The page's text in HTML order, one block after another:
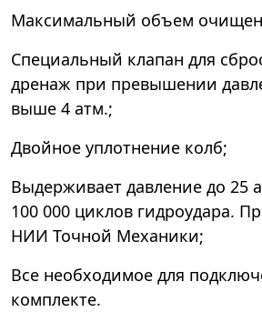
Максимальный объем
Специальный клапан для
дренаж при превышении
выше 4 атм.;
Двойное уплотнение колб;
Выдерживает давление до 25
100 000 циклов гидроудара.
НИИ Точной Механики;
Все необходимое для
комплекте.